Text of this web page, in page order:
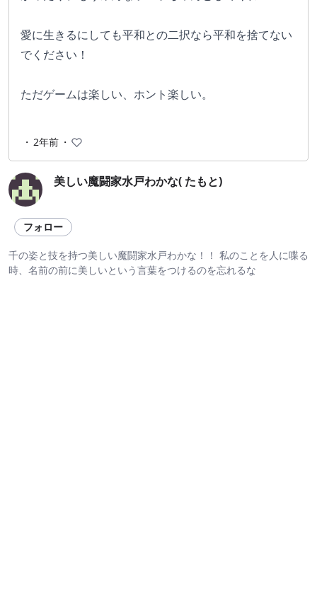
愛に生きるにしても平和との二択なら平和を捨てない
でください！
ただゲームは楽しい、ホント楽しい。
・ 2年前 ・
美しい魔闘家水戸わかな( たもと)
フォロー
千の姿と技を持つ美しい魔闘家水戸わかな！！ 私のことを人に喋る
時、名前の前に美しいという言葉をつけるのを忘れるな